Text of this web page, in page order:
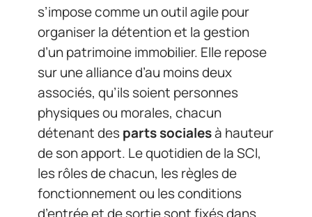
s’impose comme un outil agile pour
organiser la détention et la gestion
d’un patrimoine immobilier. Elle repose
sur une alliance d’au moins deux
associés, qu’ils soient personnes
physiques ou morales, chacun
détenant desparts socialesà hauteur
de son apport. Le quotidien de la SCI,
les rôles de chacun, les règles de
fonctionnement ou les conditions